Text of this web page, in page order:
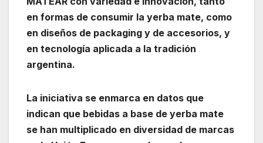
en formas de consumir la yerba mate, como
en diseños de packaging y de accesorios, y
en tecnología aplicada a la tradición
argentina.
La iniciativa se enmarca en datos que
indican que bebidas a base de yerba mate
se han multiplicado en diversidad de marcas